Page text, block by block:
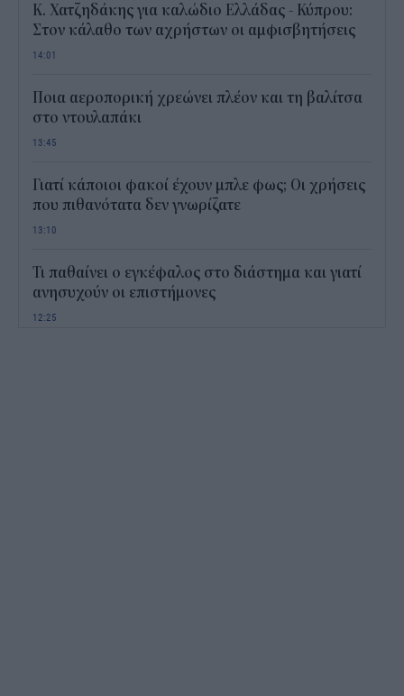
Κ. Χατζηδάκης για καλώδιο Ελλάδας - Κύπρου:
Στον κάλαθο των αχρήστων οι αμφισβητήσεις
14:01
Ποια αεροπορική χρεώνει πλέον και τη βαλίτσα
στο ντουλαπάκι
13:45
Γιατί κάποιοι φακοί έχουν μπλε φως; Οι χρήσεις
που πιθανότατα δεν γνωρίζατε
13:10
Τι παθαίνει ο εγκέφαλος στο διάστημα και γιατί
ανησυχούν οι επιστήμονες
12:25